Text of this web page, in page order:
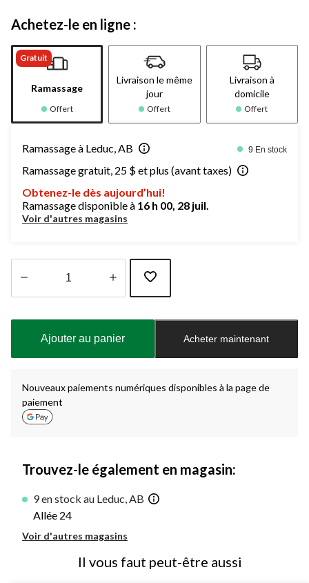
Achetez-le en ligne :
Gratuit
Ramassage
Offert
Livraison le même
jour
Offert
Livraison à
domicile
Offert
Ramassage à Leduc, AB 9 En stock
Ramassage gratuit, 25 $ et plus (avant taxes)
Obtenez-le dès aujourd’hui!
Ramassage disponible à 16 h 00, 28 juil.
Voir d'autres magasins
à
Ajouter au panier Acheter maintenant
Nouveaux paiements numériques disponibles à la page de
paiement
Trouvez-le également en magasin:
9 en stock au Leduc, AB
Allée 24
Voir d'autres magasins
Il vous faut peut-être aussi